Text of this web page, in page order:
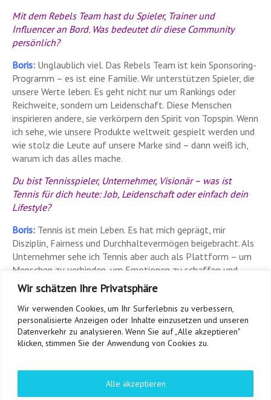
Wir schätzen Ihre Privatsphäre
Wir verwenden Cookies, um Ihr Surferlebnis zu verbessern,
personalisierte Anzeigen oder Inhalte einzusetzen und unseren
Datenverkehr zu analysieren. Wenn Sie auf „Alle akzeptieren"
klicken, stimmen Sie der Anwendung von Cookies zu.
Alle akzeptieren
Mit dem Rebels Team hast du Spieler, Trainer und
Influencer an Bord. Was bedeutet dir diese Community
persönlich?
Boris: Unglaublich viel. Das Rebels Team ist kein Sponsoring-
Programm – es ist eine Familie. Wir unterstützen Spieler, die
unsere Werte leben. Es geht nicht nur um Rankings oder
Reichweite, sondern um Leidenschaft. Diese Menschen
inspirieren andere, sie verkörpern den Spirit von Topspin. Wenn
ich sehe, wie unsere Produkte weltweit gespielt werden und
wie stolz die Leute auf unsere Marke sind – dann weiß ich,
warum ich das alles mache.
Du bist Tennisspieler, Unternehmer, Visionär – was ist
Tennis für dich heute: Job, Leidenschaft oder einfach dein
Lifestyle?
Boris: Tennis ist mein Leben. Es hat mich geprägt, mir
Disziplin, Fairness und Durchhaltevermögen beigebracht. Als
Unternehmer sehe ich Tennis aber auch als Plattform – um
Menschen zu verbinden, um Emotionen zu schaffen und
Innovationen voranzutreiben. Für mich ist Tennis kein Job
und keine Pflicht – es ist mein Lifestyle. Und genau das will
ich mit Topspin zeigen: Tennis kann mehr sein als ein Sport –
es kann ein Lebensgefühl sein.
Danke für das interessante Gespräch, Boris.